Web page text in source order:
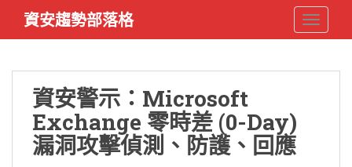
i
資安趨勢部落格
資安警示：Microsoft
Exchange 零時差 (0-Day)
漏洞攻擊偵測、防護、回應